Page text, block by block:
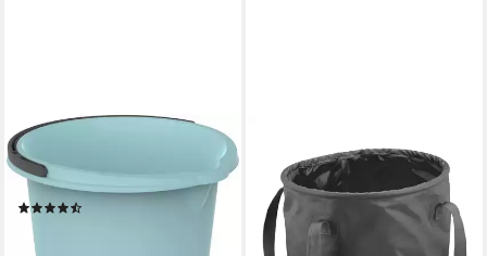
ROTHO
Putzeimer Rotho Eimer Vario
10 L blau
3,79 €
lieferbar - in 4-5 Werktagen bei dir